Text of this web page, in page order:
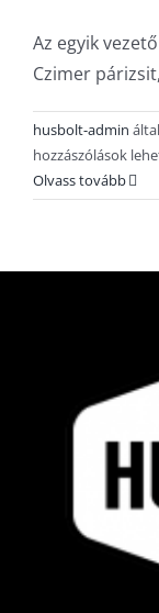
Az egyik
Czimer
husbolt-admin által
hozzászólások
Olvass tovább